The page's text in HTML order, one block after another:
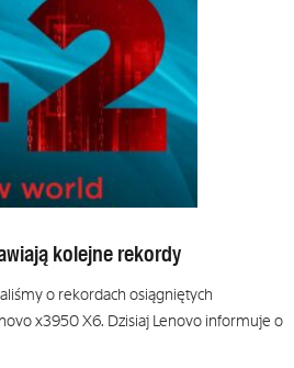
kolejne rekordy
o rekordach osiągniętych
x3950 X6. Dzisiaj Lenovo informuje o